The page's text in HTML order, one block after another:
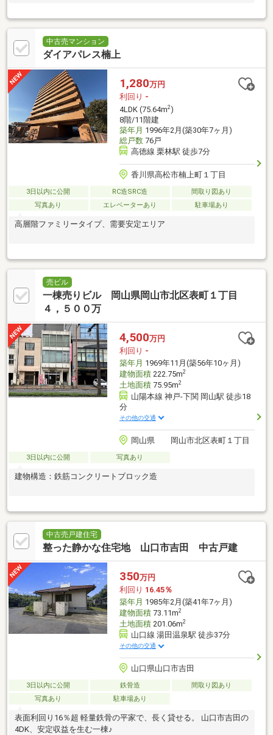
中古売マンション
ダイアパレス楠上
1,280万円
利回り -
4LDK (75.64m2)
8階/11階建
築年月 1996年2月(築30年7ヶ月)
総戸数76戸
高徳線 栗林駅 徒歩7分
香川県高松市楠上町１丁目
3日以内に公開 RC造SRC造
間取り図あり
写真あり
エレベーターあり 駐車場あり
高層階ファミリータイプ、需要安定エリア
売ビル
一棟売りビル 岡山県岡山市北区表町１丁目
４，５００万
4,500万円
利回り -
築年月 1969年11月(築56年10ヶ月)
建物面積222.75m2
土地面積75.95m2
山陽本線 神戸-下関 岡山駅 徒歩18
分
その他の交通
岡山県 岡山市北区表町１丁目
3日以内に公開 写真あり
建物構造：鉄筋コンクリートブロック造
中古売戸建住宅
整った静かな住宅地 山口市吉田 中古戸建
350万円
利回り 16.45％
築年月 1985年2月(築41年7ヶ月)
建物面積73.11m2
土地面積201.06m2
山口線 湯田温泉駅 徒歩37分
その他の交通
山口県山口市吉田
3日以内に公開 鉄骨造
間取り図あり
写真あり
駐車場あり
表面利回り16％超 軽量鉄骨の平家で、長く貸せる。 山口市吉田の
4DK、安定収益を生む一棟♪